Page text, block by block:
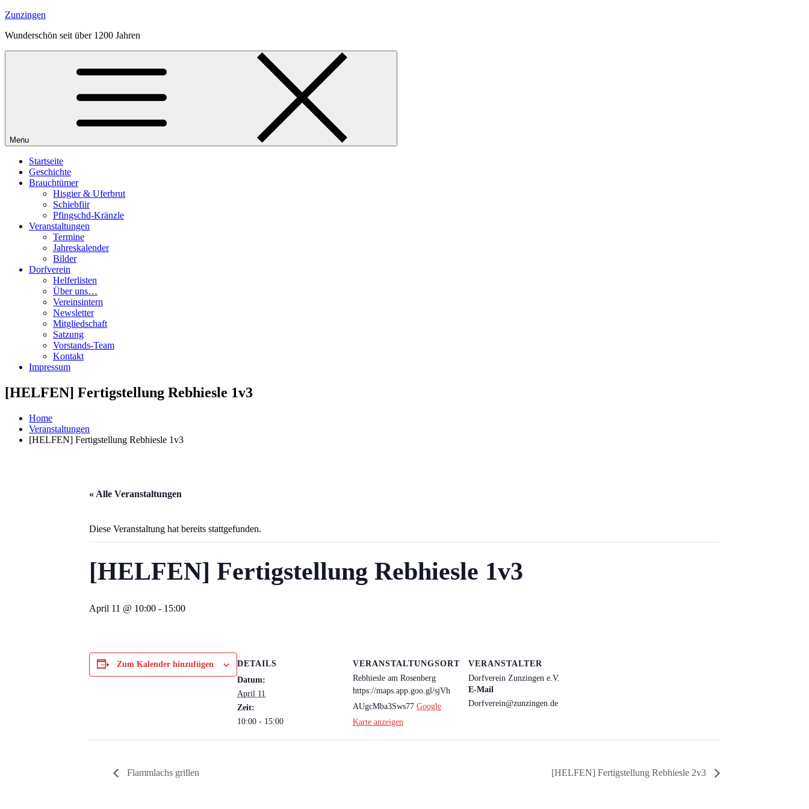
Skip
content
Zunzingen
Wunderschön seit über 1200 Jahren
Menu
Startseite
Geschichte
Brauchtümer
Hisgier & Uferbrut
Schiebfiir
Pfingschd-Kränzle
Veranstaltungen
Termine
Jahreskalender
Bilder
Dorfverein
Helferlisten
Über uns…
Vereinsintern
Newsletter
Mitgliedschaft
Satzung
Vorstands-Team
Kontakt
Impressum
[HELFEN] Fertigstellung Rebhiesle 1v3
Home
Veranstaltungen
[HELFEN] Fertigstellung Rebhiesle 1v3
« Alle Veranstaltungen
Diese Veranstaltung hat bereits stattgefunden.
[HELFEN] Fertigstellung Rebhiesle 1v3
April 11 @ 10:00 - 15:00
Zum Kalender hinzufügen
DETAILS
Datum:
April 11
Zeit:
10:00 - 15:00
VERANSTALTUNGSORT
Rebhiesle am Rosenberg
https://maps.app.goo.gl/sjVh
AUgcMba3Sws77 Google
Karte anzeigen
VERANSTALTER
Dorfverein Zunzingen e.V.
E-Mail
Dorfverein@zunzingen.de
Flammlachs grillen [HELFEN] Fertigstellung Rebhiesle 2v3